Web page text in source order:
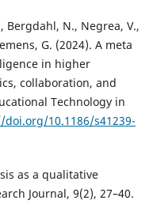
Bergdahl, N., Negrea, V.,
G. (2024). A meta
in higher
collaboration, and
Technology in
10.1186/s41239-
as a qualitative
Journal, 9(2), 27–40.